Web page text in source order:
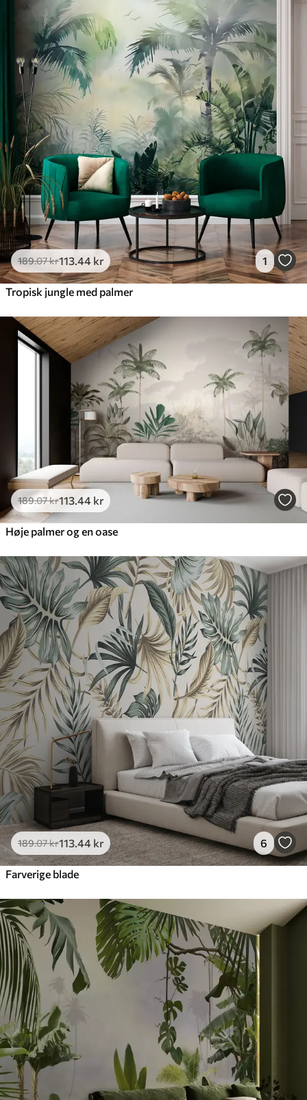
189.07kr113 .44 kr 1
Tropisk jungle med palmer
189.07kr113.44 kr
Høje palmer og en oase
189.07kr113.44 kr 6
Farverige blade